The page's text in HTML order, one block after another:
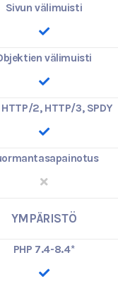
Sivun välimuisti
välimuisti
HTTP/2, HTTP/3, SPDY
YMPÄRISTÖ
PHP 7.4-8.4*